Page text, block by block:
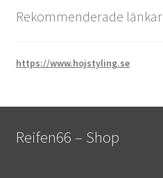
Rekommenderade länkar
https://www.hojstyling.se
Reifen66 – Shop